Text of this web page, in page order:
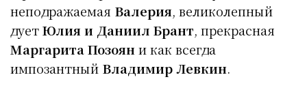
неподражаемая Валерия, великолепный
дуетЮлия и Даниил Брант, прекрасная
Маргарита Позояни как всегда
импозантный Владимир Левкин.